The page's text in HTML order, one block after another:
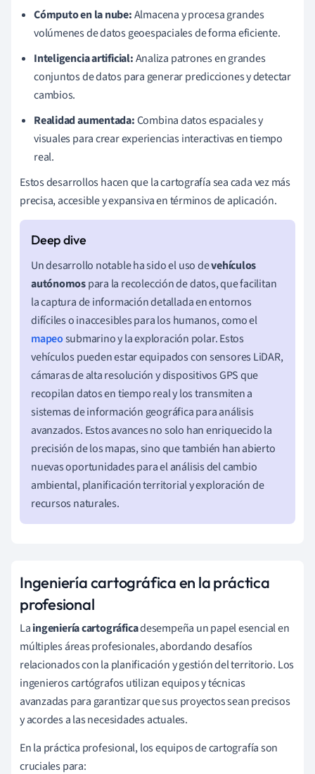
Cómputo en la nube:Almacena y procesa grandes
volúmenes de datos geoespaciales de forma eficiente.
Inteligencia artificial:Analiza patrones en grandes
conjuntos de datos para generar predicciones y detectar
cambios.
Realidad aumentada:Combina datos espaciales y
visuales para crear experiencias interactivas en tiempo
real.
Estos desarrollos hacen que la cartografía sea cada vez más
precisa, accesible y expansiva en términos de aplicación.
Un desarrollo notable ha sido el uso devehículos
autónomospara la recolección de datos, que facilitan
la captura de información detallada en entornos
difíciles o inaccesibles para los humanos, como el
mapeosubmarino y la exploración polar. Estos
vehículos pueden estar equipados con sensores LiDAR,
cámaras de alta resolución y dispositivos GPS que
recopilan datos en tiempo real y los transmiten a
sistemas de información geográfica para análisis
avanzados. Estos avances no solo han enriquecido la
precisión de los mapas, sino que también han abierto
nuevas oportunidades para el análisis del cambio
ambiental, planificación territorial y exploración de
recursos naturales.
Ingeniería cartográfica en la práctica
profesional
Laingeniería cartográficadesempeña un papel esencial en
múltiples áreas profesionales, abordando desafíos
relacionados con la planificación y gestión del territorio. Los
ingenieros cartógrafos utilizan equipos y técnicas
avanzadas para garantizar que sus proyectos sean precisos
y acordes a las necesidades actuales.
En la práctica profesional, los equipos de cartografía son
cruciales para: